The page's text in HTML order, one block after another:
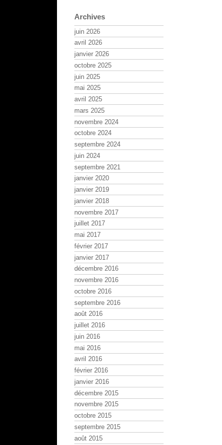
Archives
juin 2026
avril 2026
janvier 2026
octobre 2025
juin 2025
mai 2025
avril 2025
mars 2025
novembre 2024
octobre 2024
septembre 2024
juin 2024
septembre 2021
janvier 2020
janvier 2019
janvier 2018
novembre 2017
juillet 2017
mai 2017
février 2017
janvier 2017
décembre 2016
novembre 2016
octobre 2016
septembre 2016
août 2016
juillet 2016
juin 2016
mai 2016
avril 2016
février 2016
janvier 2016
décembre 2015
novembre 2015
octobre 2015
septembre 2015
août 2015